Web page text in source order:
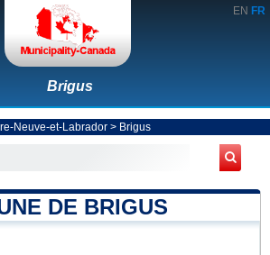
EN FR
Brigus
Neuve-et-Labrador > Brigus
DE BRIGUS